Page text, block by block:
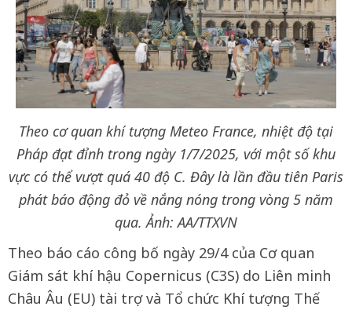
Theo cơ quan khí tượng Meteo France, nhiệt độ tại
Pháp đạt đỉnh trong ngày 1/7/2025, với một số khu
vực có thể vượt quá 40 độ C. Đây là lần đầu tiên Paris
phát báo động đỏ về nắng nóng trong vòng 5 năm
qua. Ảnh: AA/TTXVN
Theo báo cáo công bố ngày 29/4 của Cơ quan
Giám sát khí hậu Copernicus (C3S) do Liên minh
Châu Âu (EU) tài trợ và Tổ chức Khí tượng Thế